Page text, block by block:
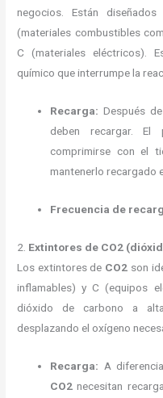
negocios. Están
(materiales combustibles
C (materiales eléctricos).
químico que interrumpe la
Recarga: Después
deben recargar.
comprimirse con el
mantenerlo recargado
Frecuencia de
2. Extintores de CO2
Los extintores de CO2 son
inflamables) y C (equipos
dióxido de carbono a
desplazando el oxígeno
Recarga: A
CO2 necesitan